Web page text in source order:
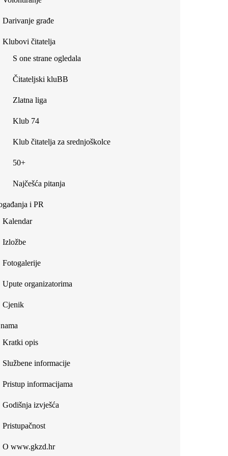
Darivanje građe
Klubovi čitatelja
S one strane ogledala
Čitateljski kluBB
Zlatna liga
Klub 74
Klub čitatelja za srednjoškolce
50+
Najčešća pitanja
i PR
Kalendar
Izložbe
Fotogalerije
Upute organizatorima
Cjenik
Kratki opis
Službene informacije
Pristup informacijama
Godišnja izvješća
Pristupačnost
O www.gkzd.hr